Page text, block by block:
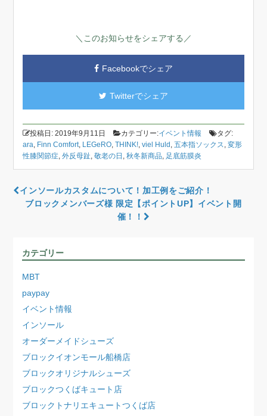
＼このお知らせをシェアする／
Facebookでシェア
Twitterでシェア
投稿日: 2019年9月11日 カテゴリー:イベント情報
タグ:
ara, Finn Comfort, LEGeRO,THINK!,viel Huld ,五本指ソックス,変形
性膝関節症,外反母趾,敬老の日 ,秋冬新商品, 足底筋膜炎
インソールカスタムについて！加工例をご紹介！
ブロックメンバーズ様 限定【ポイントUP】イベント開
催！！
カテゴリー
MBT
paypay
イベント情報
インソール
オーダーメイドシューズ
ブロックイオンモール船橋店
ブロックオリジナルシューズ
ブロックつくばキュート店
ブロックトナリエキュートつくば店